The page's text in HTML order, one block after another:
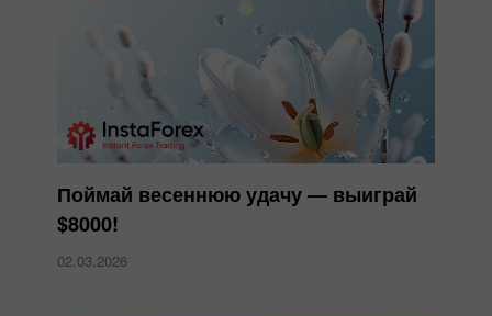
Поймай весеннюю удачу — выиграй
$8000!
02.03.2026